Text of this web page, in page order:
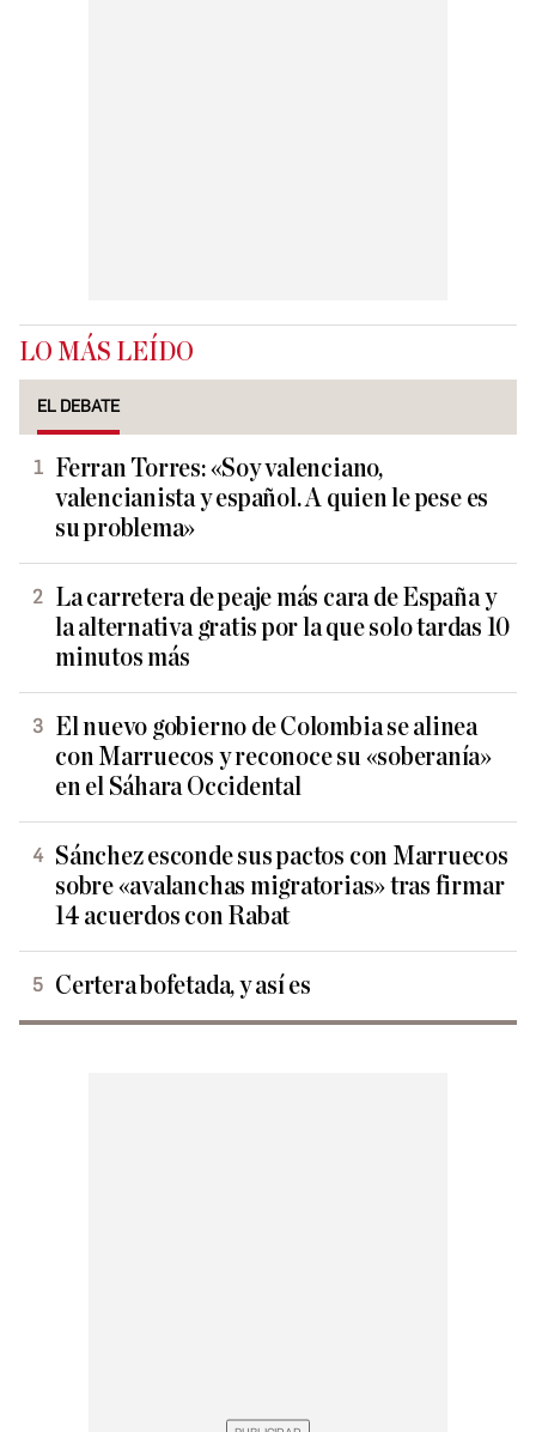
LO MÁS LEÍDO
EL DEBATE
Ferran Torres: «Soy valenciano,
valencianista y español. A quien le pese es
su problema»
La carretera de peaje más cara de España y
la alternativa gratis por la que solo tardas 10
minutos más
El nuevo gobierno de Colombia se alinea
con Marruecos y reconoce su «soberanía»
en el Sáhara Occidental
Sánchez esconde sus pactos con Marruecos
sobre «avalanchas migratorias» tras firmar
14 acuerdos con Rabat
Certera bofetada, y así es